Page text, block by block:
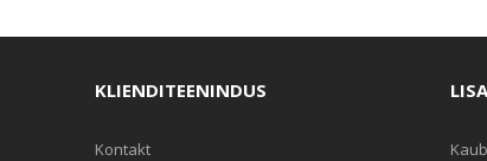
KLIENDITEENINDUS
Kontakt